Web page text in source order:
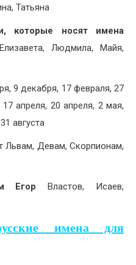
Татьяна
которые носят имена
Людмила, Майя,
9 декабря, 17 февраля, 27
апреля, 20 апреля, 2 мая,
августа
Львам, Девам, Скорпионам,
Егор Властов, Исаев,
имена для